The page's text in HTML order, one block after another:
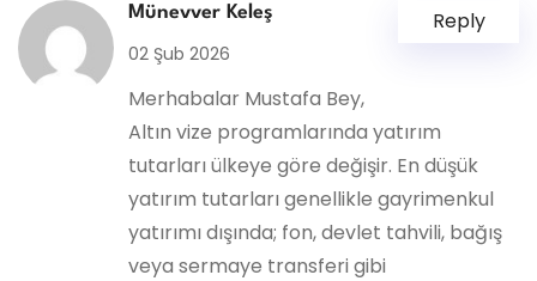
Münevver Keleş
02 Şub 2026
Merhabalar Mustafa Bey,
Altın vize programlarında yatırım
tutarları ülkeye göre değişir. En düşük
yatırım tutarları genellikle gayrimenkul
yatırımı dışında; fon, devlet tahvili, bağış
veya sermaye transferi gibi
Reply